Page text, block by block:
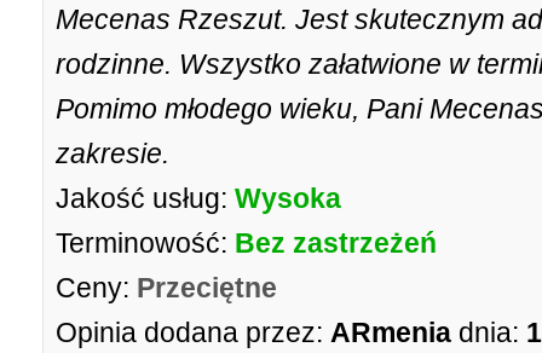
Mecenas Rzeszut. Jest skutecznym
rodzinne. Wszystko załatwione w
Pomimo młodego wieku, Pani
zakresie.
Jakość usług: Wysoka
Terminowość: Bez zastrzeżeń
Ceny: Przeciętne
Opinia dodana przez: ARmenia dnia: